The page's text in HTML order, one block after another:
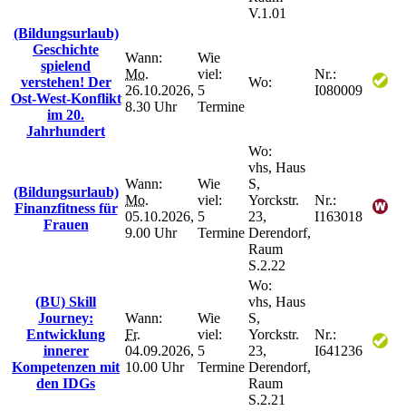
V.1.01
(Bildungsurlaub)
Geschichte
spielend
verstehen! Der
Ost-West-Konflikt
im 20.
Jahrhundert
Wann:
Mo.
26.10.2026,
8.30 Uhr
Wie
viel:
5
Termine
Wo:
Nr.:
I080009
(Bildungsurlaub)
Finanzfitness für
Frauen
Wann:
Mo.
05.10.2026,
9.00 Uhr
Wie
viel:
5
Termine
Wo:
vhs, Haus
S,
Yorckstr.
23,
Derendorf,
Raum
S.2.22
Nr.:
I163018
(BU) Skill
Journey:
Entwicklung
innerer
Kompetenzen mit
den IDGs
Wann:
Fr.
04.09.2026,
10.00 Uhr
Wie
viel:
5
Termine
Wo:
vhs, Haus
S,
Yorckstr.
23,
Derendorf,
Raum
S.2.21
Nr.:
I641236